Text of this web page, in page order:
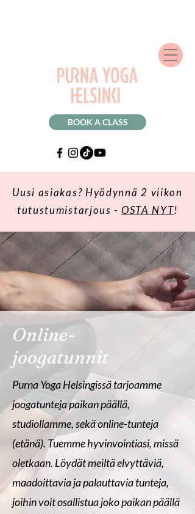
BOOK A CLASS
Uusi asiakas? Hyödynnä 2 viikon
tutustumistarjous - OSTA NYT!
Online-
joogatunnit
Purna Yoga Helsingissä tarjoamme
joogatunteja paikan päällä,
studiollamme, sekä online-tunteja
(etänä). Tuemme hyvinvointiasi, missä
oletkaan. Löydät meiltä elvyttäviä,
maadoittavia ja palauttavia tunteja,
joihin voit osallistua joko paikan päällä